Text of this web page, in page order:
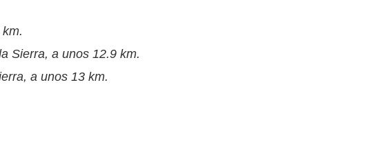
Sierra, a unos 12.9 km.
a unos 13 km.